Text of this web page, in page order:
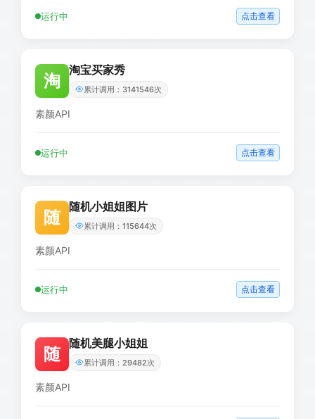
运行中 点击查看
淘
淘宝买家秀
累计调用：3141546次
素颜API
运行中 点击查看
随
随机小姐姐图片
累计调用：115644次
素颜API
运行中 点击查看
随
随机美腿小姐姐
累计调用：29482次
素颜API